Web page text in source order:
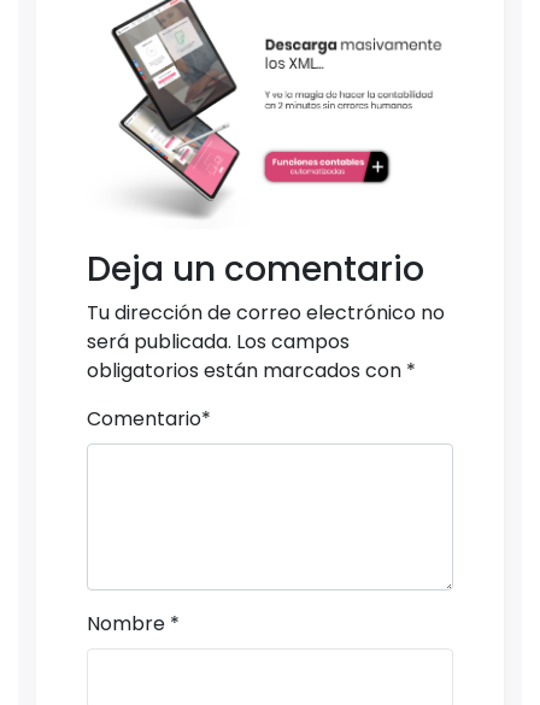
Deja un comentario
Tu dirección de correo electrónico no
será publicada. Los campos
obligatorios están marcados con *
Comentario*
Nombre *